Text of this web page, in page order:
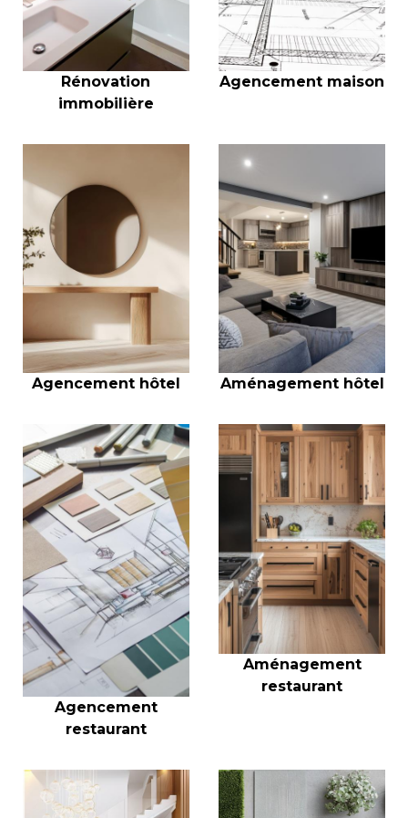
Rénovation
immobilière
Agencement maison
Agencement hôtel Aménagement hôtel
Agencement
restaurant
Aménagement
restaurant